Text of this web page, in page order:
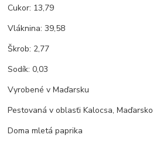
Cukor: 13,79
Vláknina: 39,58
Škrob: 2,77
Sodík: 0,03
Vyrobené v Maďarsku
Pestovaná v oblasťi Kalocsa, Maďarsko
Doma mletá paprika